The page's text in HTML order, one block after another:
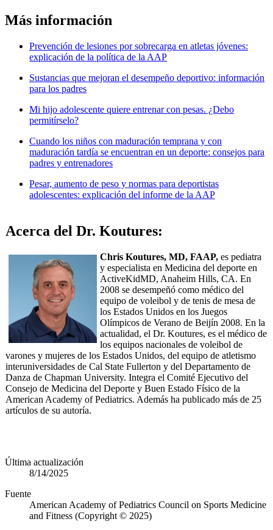
Más información
Prevención de lesiones por sobrecarga en atletas jóvenes:
explicación de la política de la AAP
Sustancias que mejoran el desempeño deportivo: información
para los padres
Mi hijo adolescente quiere entrenar con pesas. ¿Debo
permitírselo?
Cuando los niños con maduración temprana y con
maduración tardía se encuentran en un deporte: consejos para
padres y entrenadores
Pesar, aumento de peso y normas para deportistas
adolescentes: explicación del informe de la AAP
Acerca del Dr. Koutures:
Chris Koutures, MD, FAAP, es pediatra
y especialista en Medicina del deporte en
ActiveKidMD, Anaheim Hills, CA. En
2008 se desempeñó como médico del
equipo de voleibol y de tenis de mesa de
los Estados Unidos en los Juegos
Olímpicos de Verano de Beijín 2008. En la
actualidad, el Dr. Koutures, es el médico de
los equipos nacionales de voleibol de
varones y mujeres de los Estados Unidos, del equipo de atletismo
interuniversidades de Cal State Fullerton y del Departamento de
Danza de Chapman University. Integra el Comité Ejecutivo del
Consejo de Medicina del Deporte y Buen Estado Físico de la
American Academy of Pediatrics. Además ha publicado más de 25
artículos de su autoría.
Última actualización
8/14/2025
Fuente
American Academy of Pediatrics Council on Sports Medicine
and Fitness (Copyright © 2025)